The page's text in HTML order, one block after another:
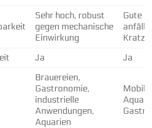
Sehr hoch, robust
gegen mechanische
Einwirkung
Gute
Ja Ja
Brauereien,
Gastronomie,
industrielle
Anwendungen,
Aquarien
Mobile